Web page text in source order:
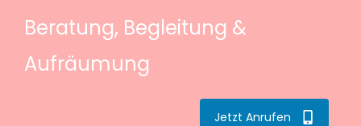
Beratung, Begleitung &
Aufräumung
Jetzt Anrufen